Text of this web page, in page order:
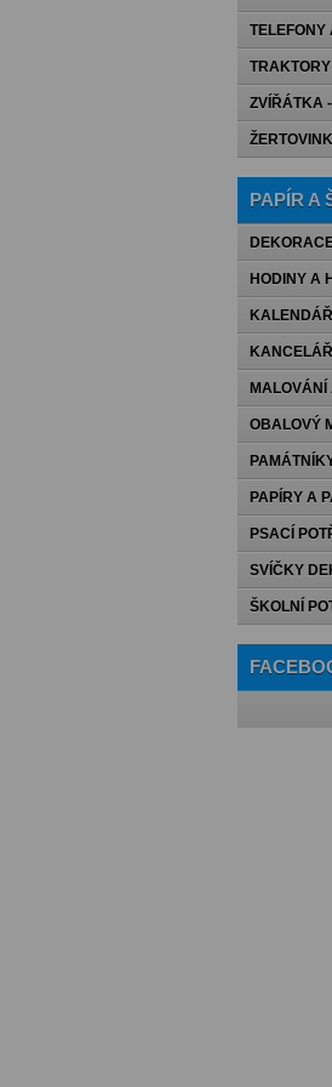
TELEFONY
ZVÍŘÁTKA
PAPÍR A
HODINY A
MALOVÁNÍ
OBALOVÝ
PAPÍRY A
PSACÍ
SVÍČKY
ŠKOLNÍ